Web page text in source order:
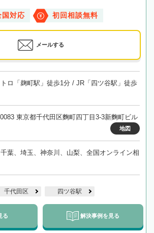
国対応 初回相談無料
メールする
ロ「麹町駅」徒歩1分 / JR「四ツ谷駅」徒歩
東京都千代田区麴町四丁目3-3新麴町ビル
地図
葉、埼玉、神奈川、山梨、全国オンライン相
千代田区 四ツ谷駅
る 解決事例を見る